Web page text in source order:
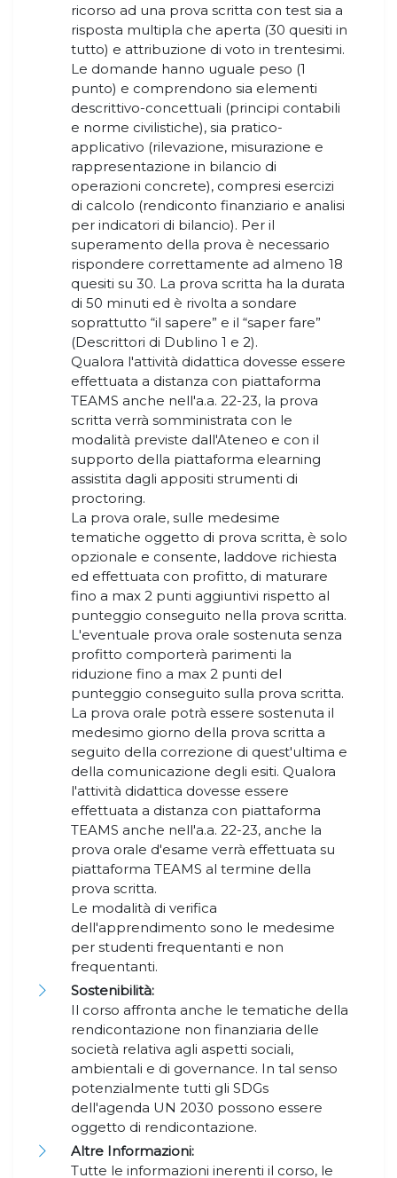
ricorso ad una prova scritta con test sia a
risposta multipla che aperta (30 quesiti in
tutto) e attribuzione di voto in trentesimi.
Le domande hanno uguale peso (1
punto) e comprendono sia elementi
descrittivo-concettuali (principi contabili
e norme civilistiche), sia pratico-
applicativo (rilevazione, misurazione e
rappresentazione in bilancio di
operazioni concrete), compresi esercizi
di calcolo (rendiconto finanziario e analisi
per indicatori di bilancio). Per il
superamento della prova è necessario
rispondere correttamente ad almeno 18
quesiti su 30. La prova scritta ha la durata
di 50 minuti ed è rivolta a sondare
soprattutto “il sapere” e il “saper fare”
(Descrittori di Dublino 1 e 2).
Qualora l'attività didattica dovesse essere
effettuata a distanza con piattaforma
TEAMS anche nell'a.a. 22-23, la prova
scritta verrà somministrata con le
modalità previste dall'Ateneo e con il
supporto della piattaforma elearning
assistita dagli appositi strumenti di
proctoring.
La prova orale, sulle medesime
tematiche oggetto di prova scritta, è solo
opzionale e consente, laddove richiesta
ed effettuata con profitto, di maturare
fino a max 2 punti aggiuntivi rispetto al
punteggio conseguito nella prova scritta.
L'eventuale prova orale sostenuta senza
profitto comporterà parimenti la
riduzione fino a max 2 punti del
punteggio conseguito sulla prova scritta.
La prova orale potrà essere sostenuta il
medesimo giorno della prova scritta a
seguito della correzione di quest'ultima e
della comunicazione degli esiti. Qualora
l'attività didattica dovesse essere
effettuata a distanza con piattaforma
TEAMS anche nell'a.a. 22-23, anche la
prova orale d'esame verrà effettuata su
piattaforma TEAMS al termine della
prova scritta.
Le modalità di verifica
dell'apprendimento sono le medesime
per studenti frequentanti e non
frequentanti.
Sostenibilità:
Il corso affronta anche le tematiche della
rendicontazione non finanziaria delle
società relativa agli aspetti sociali,
ambientali e di governance. In tal senso
potenzialmente tutti gli SDGs
dell'agenda UN 2030 possono essere
oggetto di rendicontazione.
Altre Informazioni:
Tutte le informazioni inerenti il corso, le